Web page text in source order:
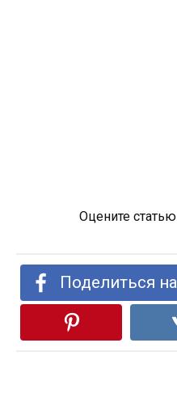
Оцените статью
Поделиться